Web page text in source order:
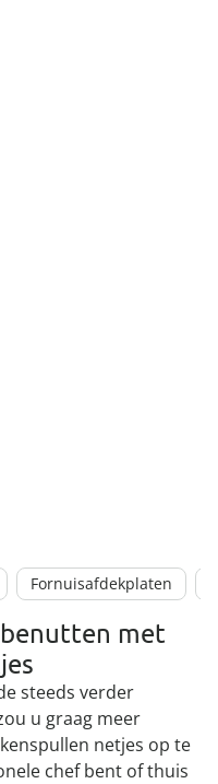
Fornuisafdekplaten
met
steeds verder
u graag meer
netjes op te
chef bent of thuis